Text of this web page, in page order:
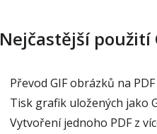
Nejčastější použití
Převod GIF obrázků na
Tisk grafik uložených jako
Vytvoření jednoho PDF z